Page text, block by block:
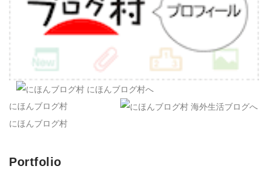
にほんブログ村
にほんブログ村
Portfolio